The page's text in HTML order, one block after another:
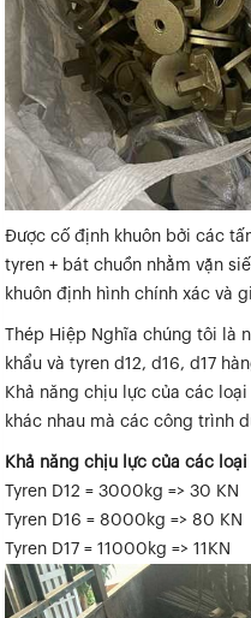
Được cố định khuôn bởi các
tyren + bát chuồn nhằm vặn
khuôn định hình chính xác và
Thép Hiệp Nghĩa chúng tôi là
khẩu và tyren d12, d16, d17
Khả năng chịu lực của các
khác nhau mà các công trình
Khả năng chịu lực của các loại
Tyren D12 = 3000kg => 30 KN
Tyren D16 = 8000kg => 80 KN
Tyren D17 = 11000kg => 11KN